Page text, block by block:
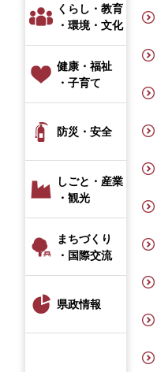
くらし・教育
・環境・文化
健康・福祉
・子育て
防災・安全
しごと・産業
・観光
まちづくり
・国際交流
県政情報